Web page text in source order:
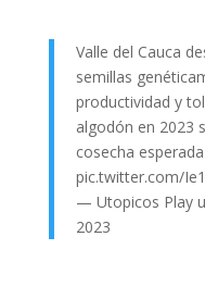
Valle del Cauca
semillas
productividad y
algodón en 2023
cosecha
pic.twitter.com/
— Utopicos Play
2023